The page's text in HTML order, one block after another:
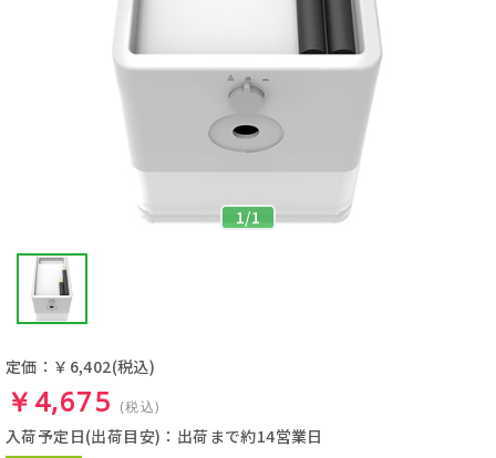
1/1
定価：￥6,402(税込)
￥4,675 (税込)
入荷予定日(出荷目安)：出荷まで約14営業日